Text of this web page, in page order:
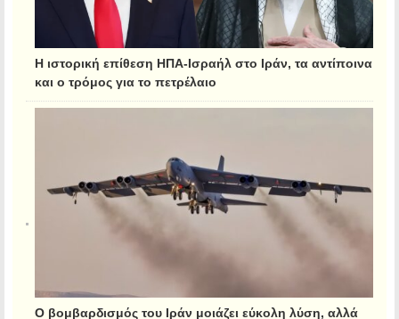
Η ιστορική επίθεση ΗΠΑ-Ισραήλ στο Ιράν, τα αντίποινα
και ο τρόμος για το πετρέλαιο
Ο βομβαρδισμός του Ιράν μοιάζει εύκολη λύση, αλλά